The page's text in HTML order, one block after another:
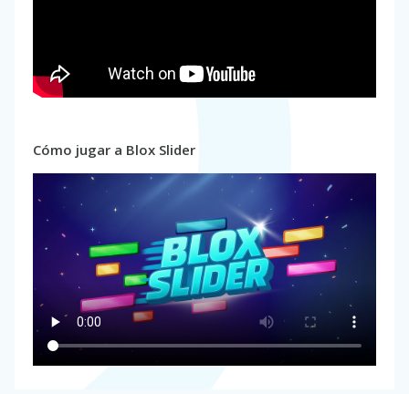
Cómo jugar a Blox Slider